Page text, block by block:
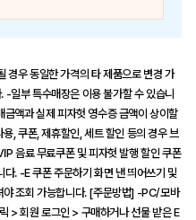
우 동일한 가격의 타 제품으로 변경 가
일부 특수매장은 이용 불가할 수 있습니
액과 실제 피자헛 영수증 금액이 상이할
, 쿠폰, 제휴할인, 세트 할인 등의 경우 브
음료 무료쿠폰 및 피자헛 발행 할인 쿠폰
. -E 쿠폰 주문하기 화면 낸 띄어쓰기 및
야 조회 가능합니다. [주문방법] -PC/모바
> 회원 로그인 > 구매하거나 선물 받은 E